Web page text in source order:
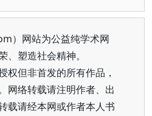
）网站为公益纯学术网
、塑造社会精神。
权但非首发的所有作品，
网络转载请注明作者、出
载请经本网或作者本人书